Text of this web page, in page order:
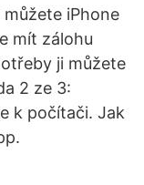
iPhone
mít zálohu
ji můžete
2 ze 3:
k počítači. Jak